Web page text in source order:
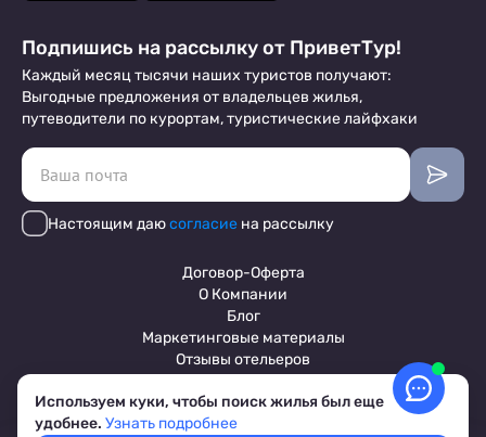
Подпишись на рассылку от ПриветТур!
Каждый месяц тысячи наших туристов получают:
Выгодные предложения от владельцев жилья,
путеводители по курортам, туристические лайфхаки
Настоящим даюсогласие на рассылку
Договор-Оферта
О Компании
Блог
Маркетинговые материалы
Отзывы отельеров
Пользовательское соглашение
Используем куки, чтобы поиск жилья был еще
удобнее. Узнать подробнее